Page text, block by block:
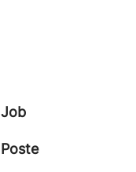
Job
Poste